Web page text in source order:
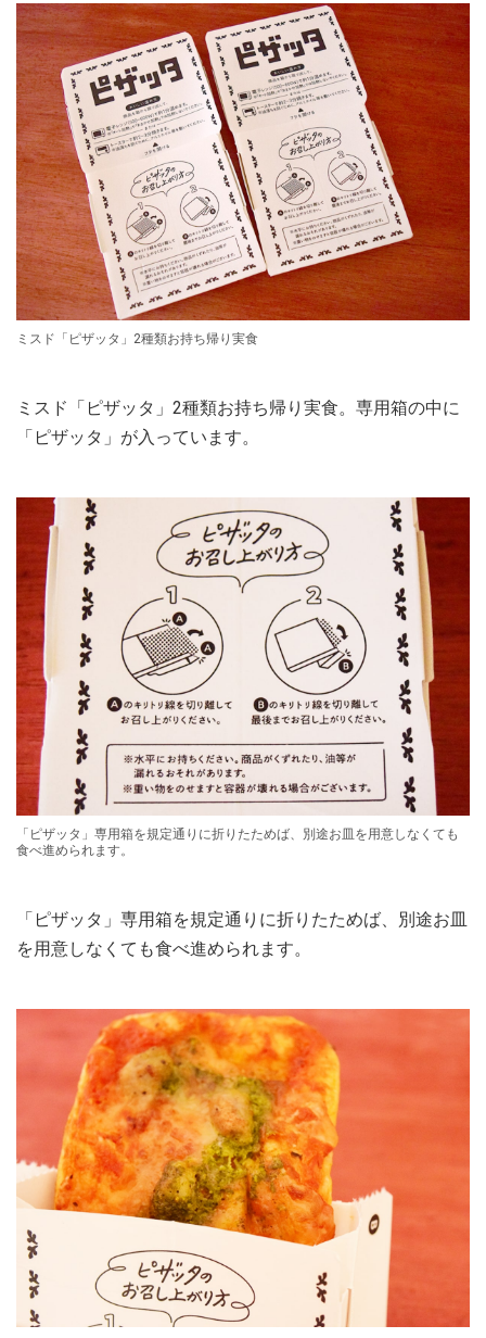
ミスド「ピザッタ」2種類お持ち帰り実食
ミスド「ピザッタ」2種類お持ち帰り実食。専用箱の中に
「ピザッタ」が入っています。
「ピザッタ」専用箱を規定通りに折りたためば、別途お皿を用意しなくても
食べ進められます。
「ピザッタ」専用箱を規定通りに折りたためば、別途お皿
を用意しなくても食べ進められます。